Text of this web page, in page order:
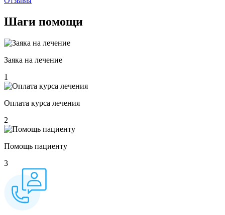
Шаги помощи
Заяка на лечение
1
Оплата курса лечения
2
Помощь пациенту
3